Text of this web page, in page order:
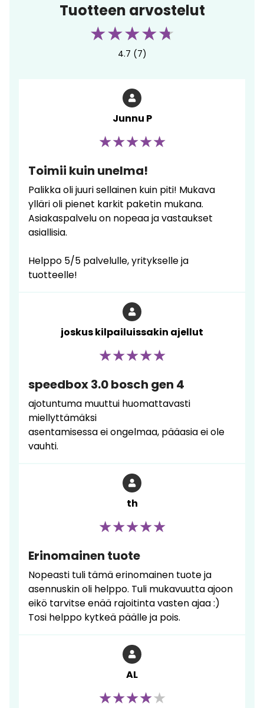
Tuotteen arvostelut
4.7 (7)
Junnu P
Toimii kuin unelma!
Palikka oli juuri sellainen kuin piti! Mukava
ylläri oli pienet karkit paketin mukana.
Asiakaspalvelu on nopeaa ja vastaukset
asiallisia.
Helppo 5/5 palvelulle, yritykselle ja
tuotteelle!
joskus kilpailuissakin ajellut
speedbox 3.0 bosch gen 4
ajotuntuma muuttui huomattavasti
miellyttämäksi
asentamisessa ei ongelmaa, pääasia ei ole
vauhti.
th
Erinomainen tuote
Nopeasti tuli tämä erinomainen tuote ja
asennuskin oli helppo. Tuli mukavuutta ajoon
eikö tarvitse enää rajoitinta vasten ajaa :)
Tosi helppo kytkeä päälle ja pois.
AL